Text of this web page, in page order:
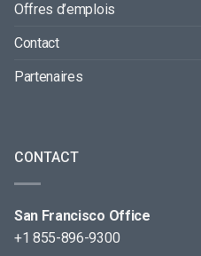
Offres d’emplois
Contact
Partenaires
CONTACT
San Francisco Office
+1 855-896-9300